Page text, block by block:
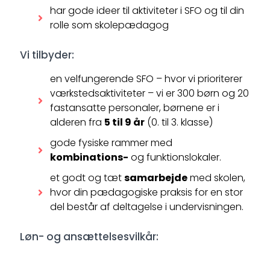
har gode ideer til aktiviteter i SFO og til din
rolle som skolepædagog
Vi tilbyder:
en velfungerende SFO – hvor vi prioriterer
værkstedsaktiviteter – vi er 300 børn og 20
fastansatte personaler, børnene er i
alderen fra 5 til 9 år (0. til 3. klasse)
gode fysiske rammer med
kombinations- og funktionslokaler.
et godt og tætsamarbejdemed skolen,
hvor din pædagogiske praksis for en stor
del består af deltagelse i undervisningen.
Løn- og ansættelsesvilkår: